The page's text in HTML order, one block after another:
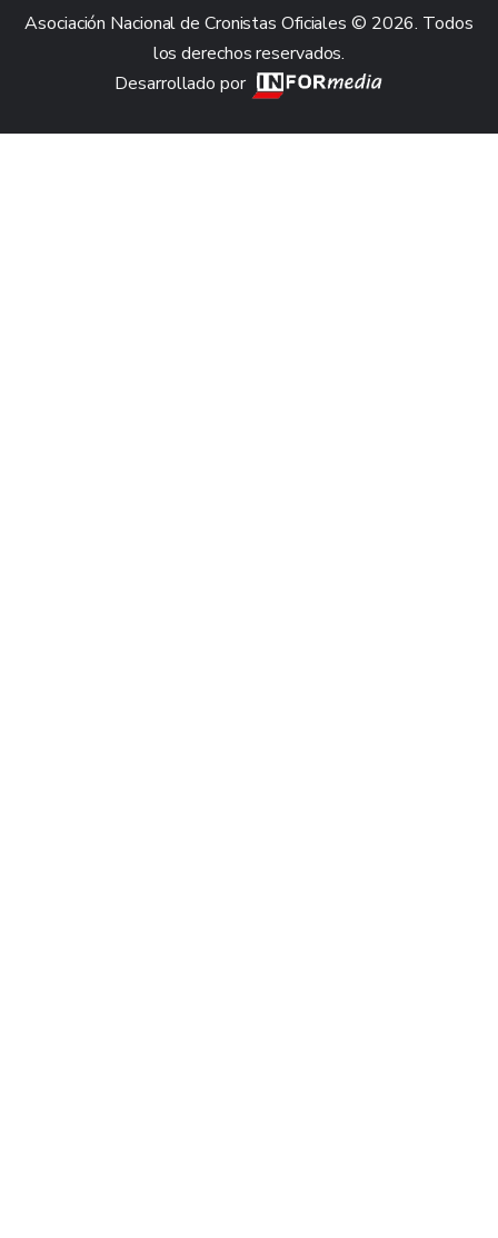
Asociación Nacional de Cronistas Oficiales © 2026. Todos
los derechos reservados.
Desarrollado por